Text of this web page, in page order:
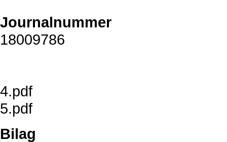
Journalnummer
18009786
4.pdf
5.pdf
Bilag